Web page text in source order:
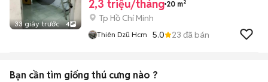
33 giây trước 4
2,3 triệu/tháng 20 m²
Tp Hồ Chí Minh
Thiên Dzũ Hcm 5.0 23 đã bán
Bạn cần tìm giống thú cưng nào ?